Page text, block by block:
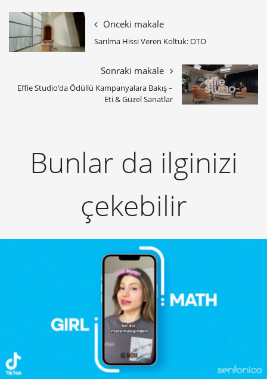
Önceki makale
Sarılma Hissi Veren Koltuk: OTO
Sonraki makale
Effie Studio’da Ödüllü Kampanyalara Bakış –
Eti & Güzel Sanatlar
Bunlar da ilginizi
çekebilir